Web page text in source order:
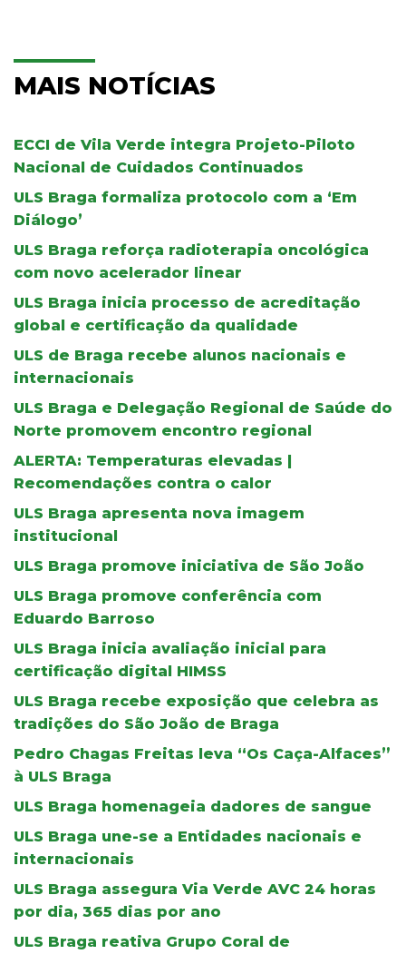
MAIS NOTÍCIAS
ECCI de Vila Verde integra Projeto-Piloto
Nacional de Cuidados Continuados
ULS Braga formaliza protocolo com a ‘Em
Diálogo’
ULS Braga reforça radioterapia oncológica
com novo acelerador linear
ULS Braga inicia processo de acreditação
global e certificação da qualidade
ULS de Braga recebe alunos nacionais e
internacionais
ULS Braga e Delegação Regional de Saúde do
Norte promovem encontro regional
ALERTA: Temperaturas elevadas |
Recomendações contra o calor
ULS Braga apresenta nova imagem
institucional
ULS Braga promove iniciativa de São João
ULS Braga promove conferência com
Eduardo Barroso
ULS Braga inicia avaliação inicial para
certificação digital HIMSS
ULS Braga recebe exposição que celebra as
tradições do São João de Braga
Pedro Chagas Freitas leva “Os Caça-Alfaces”
à ULS Braga
ULS Braga homenageia dadores de sangue
ULS Braga une-se a Entidades nacionais e
internacionais
ULS Braga assegura Via Verde AVC 24 horas
por dia, 365 dias por ano
ULS Braga reativa Grupo Coral de